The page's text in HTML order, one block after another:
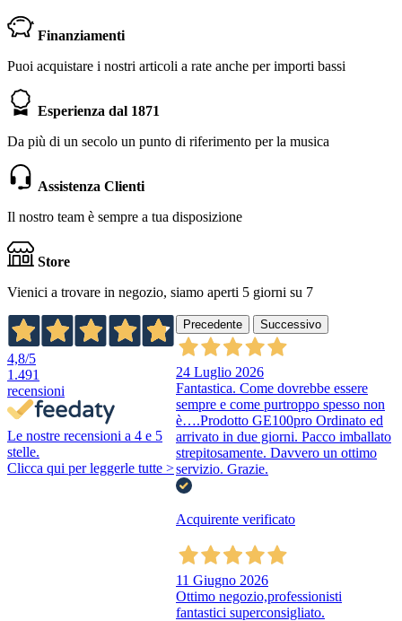
Finanziamenti
Puoi acquistare i nostri articoli a rate anche per importi bassi
Esperienza dal 1871
Da più di un secolo un punto di riferimento per la musica
Assistenza Clienti
Il nostro team è sempre a tua disposizione
Store
Vienici a trovare in negozio, siamo aperti 5 giorni su 7
4,8/5
1.491
recensioni
Le nostre recensioni a 4 e 5
stelle.
Clicca qui per leggerle tutte >
Precedente Successivo
24 Luglio 2026
Fantastica. Come dovrebbe essere
sempre e come purtroppo spesso non
è….Prodotto GE100pro Ordinato ed
arrivato in due giorni. Pacco imballato
strepitosamente. Davvero un ottimo
servizio. Grazie.
Acquirente verificato
11 Giugno 2026
Ottimo negozio,professionisti
fantastici superconsigliato.